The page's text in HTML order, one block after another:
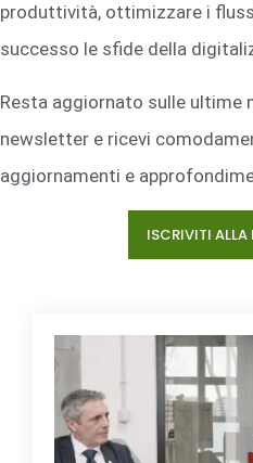
produttività, ottimizzare i
successo le sfide della
Resta aggiornato sulle ultime
newsletter e ricevi
aggiornamenti e
ISCRIVITI ALLA